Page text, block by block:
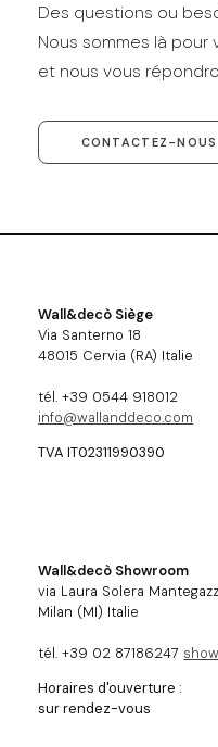
Des questions ou
Nous sommes là
et nous vous
CONTACTEZ-NOUS
Wall&decò Siège
Via Santerno 18
48015 Cervia (RA) Italie
tél. +39 0544 918012
info@wallanddeco.com
TVA IT02311990390
Wall&decò Showroom
via Laura Solera
Milan (MI) Italie
tél. +39 02 87186247
Horaires d'ouverture :
sur rendez-vous